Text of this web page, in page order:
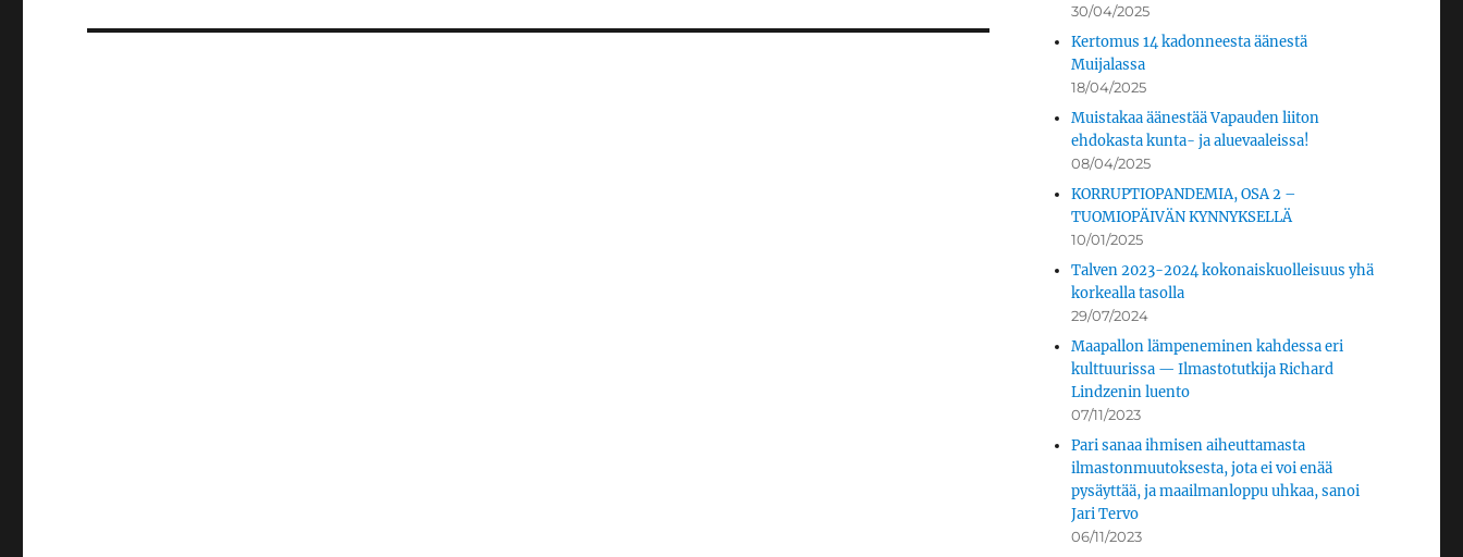
30/04/2025
Kertomus 14 kadonneesta äänestä
Muijalassa
18/04/2025
Muistakaa äänestää Vapauden liiton
ehdokasta kunta- ja aluevaaleissa!
08/04/2025
KORRUPTIOPANDEMIA, OSA 2 –
TUOMIOPÄIVÄN KYNNYKSELLÄ
10/01/2025
Talven 2023-2024 kokonaiskuolleisuus yhä
korkealla tasolla
29/07/2024
Maapallon lämpeneminen kahdessa eri
kulttuurissa — Ilmastotutkija Richard
Lindzenin luento
07/11/2023
Pari sanaa ihmisen aiheuttamasta
ilmastonmuutoksesta, jota ei voi enää
pysäyttää, ja maailmanloppu uhkaa, sanoi
Jari Tervo
06/11/2023